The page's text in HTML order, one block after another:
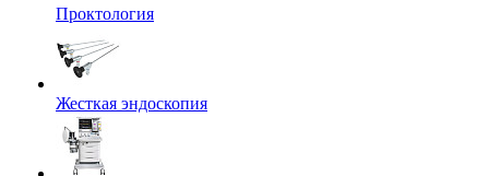
Проктология
Жесткая эндоскопия